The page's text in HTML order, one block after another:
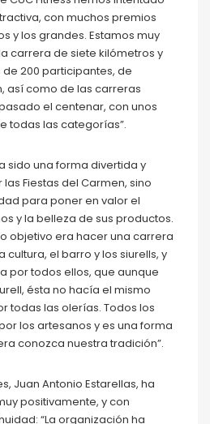
con muchos premios
y los grandes. Estamos muy
carrera de siete kilómetros y
200 participantes, de
así como de las carreras
el centenar, con unos
todas las categorías”.
sido una forma divertida y
Fiestas del Carmen, sino
para poner en valor el
y la belleza de sus productos.
objetivo era hacer una carrera
cultura, el barro y los siurells, y
por todos ellos, que aunque
ésta no hacía el mismo
todas las olerías. Todos los
los artesanos y es una forma
conozca nuestra tradición”.
Juan Antonio Estarellas, ha
positivamente, y con
“La organización ha